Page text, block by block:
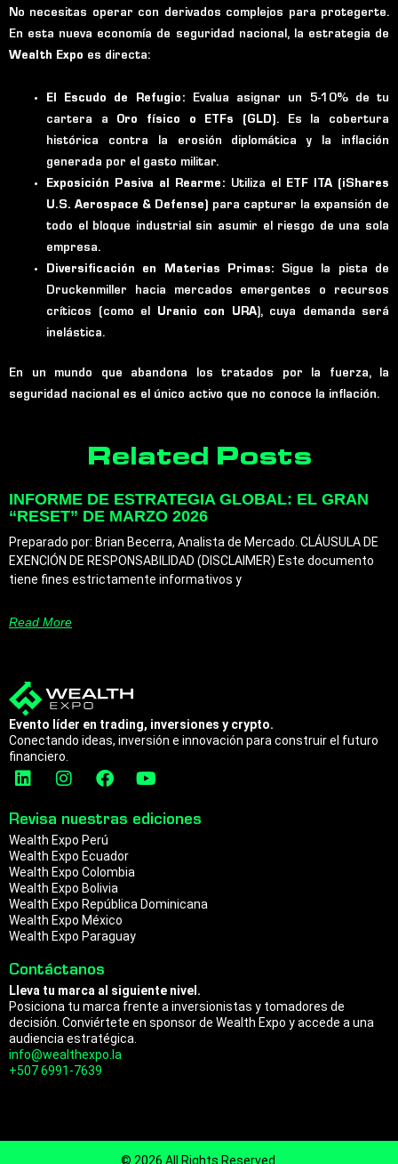
No necesitas operar con derivados complejos para protegerte.
En esta nueva economía de seguridad nacional, la estrategia de
Wealth Expo es directa:
El Escudo de Refugio: Evalua asignar un 5-10% de tu
cartera a Oro físico o ETFs (GLD). Es la cobertura
histórica contra la erosión diplomática y la inflación
generada por el gasto militar.
Exposición Pasiva al Rearme: Utiliza el ETF ITA (iShares
U.S. Aerospace & Defense) para capturar la expansión de
todo el bloque industrial sin asumir el riesgo de una sola
empresa.
Diversificación en Materias Primas: Sigue la pista de
Druckenmiller hacia mercados emergentes o recursos
críticos (como el
Uranio con URA), cuya demanda será
inelástica.
En un mundo que abandona los tratados por la fuerza, la
seguridad nacional es el único activo que no conoce la inflación.
Related Posts
INFORME DE ESTRATEGIA GLOBAL: EL GRAN
“RESET” DE MARZO 2026
Preparado por: Brian Becerra, Analista de Mercado. CLÁUSULA DE
EXENCIÓN DE RESPONSABILIDAD (DISCLAIMER) Este documento
tiene fines estrictamente informativos y
Read More
Evento líder en trading, inversiones y crypto.
Conectando ideas, inversión e innovación para construir el futuro
financiero.
L
i
k
e
d
i
n
I
n
t
a
g
r
a
m
F
a
e
b
o
o
k
Y
o
u
t
Revisa nuestras ediciones
Wealth Expo Perú
Wealth Expo Ecuador
Wealth Expo Colombia
Wealth Expo Bolivia
Wealth Expo República Dominicana
Wealth Expo México
Wealth Expo Paraguay
Contáctanos
Lleva tu marca al siguiente nivel.
Posiciona tu marca frente a inversionistas y tomadores de
decisión. Conviértete en sponsor de Wealth Expo y accede a una
audiencia estratégica.
info@wealthexpo.la
+507 6991-7639
© 2026 All Rights Reserved.